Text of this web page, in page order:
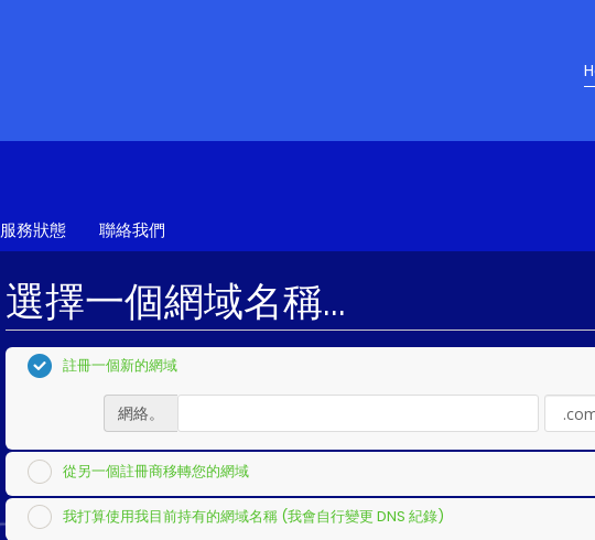
服務狀態 聯絡我們
選擇一個網域名稱...
註冊一個新的網域
網絡。
從另一個註冊商移轉您的網域
我打算使用我目前持有的網域名稱 (我會自行變更 DNS 紀錄)